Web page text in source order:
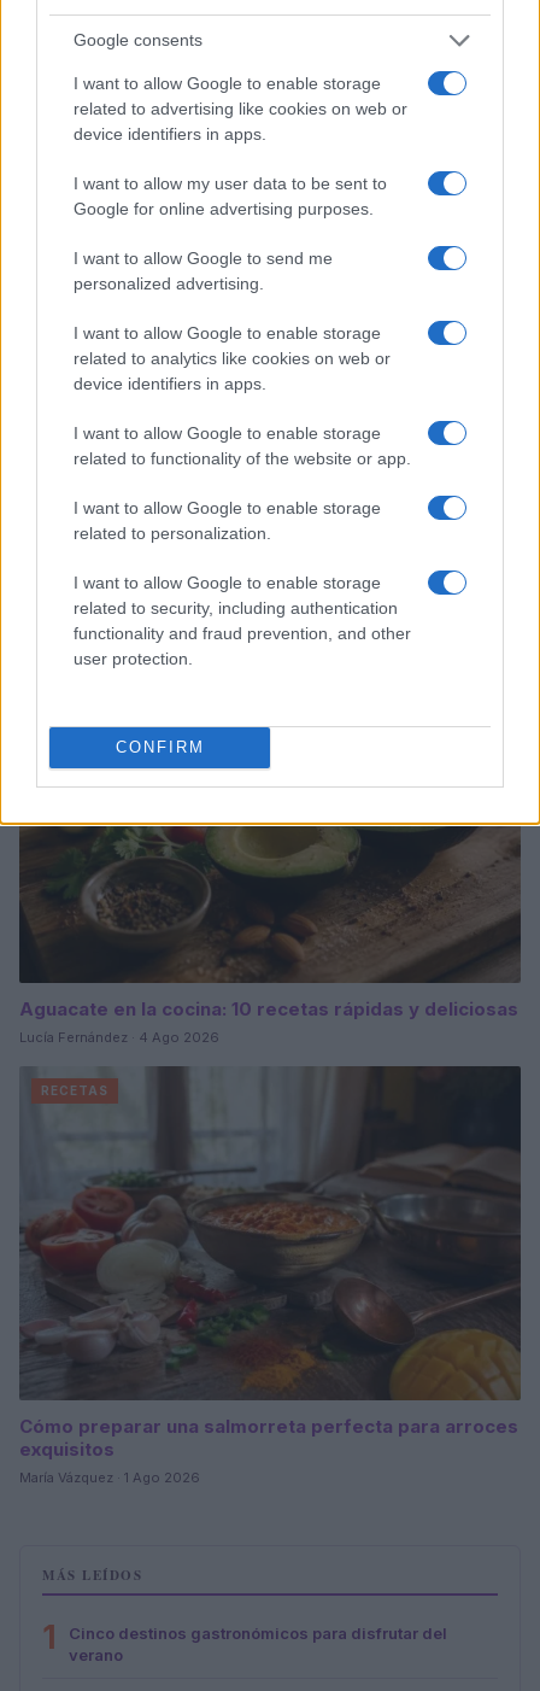
Google consents
I want to allow Google to enable storage
related to advertising like cookies on web or
device identifiers in apps.
I want to allow my user data to be sent to
Google for online advertising purposes.
I want to allow Google to send me
personalized advertising.
I want to allow Google to enable storage
related to analytics like cookies on web or
device identifiers in apps.
I want to allow Google to enable storage
related to functionality of the website or app.
I want to allow Google to enable storage
related to personalization.
I want to allow Google to enable storage
related to security, including authentication
functionality and fraud prevention, and other
user protection.
CONFIRM
Sigue leyendo
Plan de comidas semanal con recetas rápidas y
económicas
Diego Romero · 5 Ago 2026
Aguacate en la cocina: 10 recetas rápidas y deliciosas
Lucía Fernández · 4 Ago 2026
RECETAS
Cómo preparar una salmorreta perfecta para arroces
exquisitos
María Vázquez · 1 Ago 2026
MÁS LEÍDOS
1
Cinco destinos gastronómicos para disfrutar del
verano